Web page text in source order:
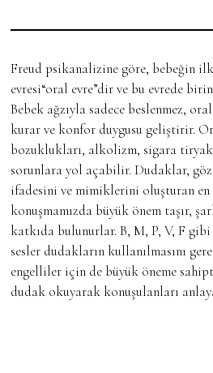
Freud psikanalizine göre, bebeğin
evresi“oral evre”dir ve bu evrede
Bebek ağzıyla sadece beslenmez,
kurar ve konfor duygusu geliştirir.
bozuklukları, alkolizm, sigara
sorunlara yol açabilir. Dudaklar,
ifadesini ve mimiklerini oluşturan
konuşmamızda büyük önem taşır,
katkıda bulunurlar. B, M, P, V, F
sesler dudakların kullanılmasını
engelliler için de büyük öneme
dudak okuyarak konuşulanları